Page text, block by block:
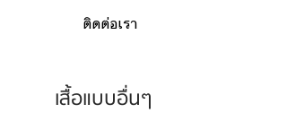
ติดต่อเรา
เสื้อแบบอื่นๆ